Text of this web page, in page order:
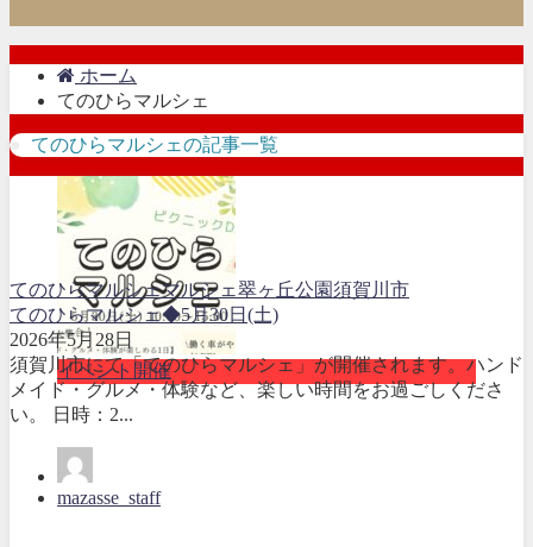
ホーム
てのひらマルシェ
てのひらマルシェの記事一覧
イベント開催
てのひらマルシェマルシェ翠ヶ丘公園須賀川市
てのひらマルシェ◆5月30日(土)
2026年5月28日
須賀川市にて「てのひらマルシェ」が開催されます。ハンド
メイド・グルメ・体験など、楽しい時間をお過ごしくださ
い。 日時：2...
mazasse_staff